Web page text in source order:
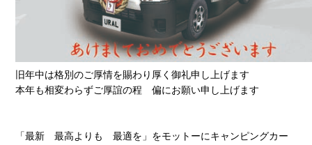
旧年中は格別のご厚情を賜わり厚く御礼申し上げます
本年も相変わらずご厚誼の程 偏にお願い申し上げます
「最新 最高よりも 最適を」をモットーにキャンピングカー